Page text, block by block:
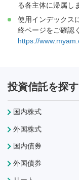
る各主体に帰属し
使用インデックス
終ページをご確認
https://
投資信託を探す
国内株式
外国株式
国内債券
外国債券